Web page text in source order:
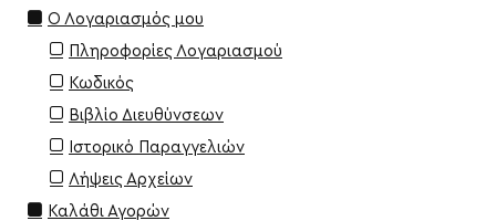
Ο Λογαριασμός μου
Πληροφορίες Λογαριασμού
Κωδικός
Βιβλίο Διευθύνσεων
Ιστορικό Παραγγελιών
Λήψεις Αρχείων
Καλάθι Αγορών